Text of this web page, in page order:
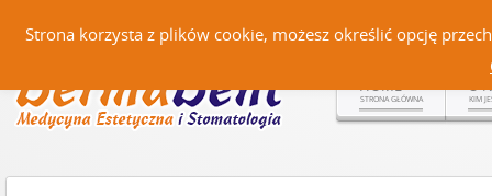
HOME
STRONA GŁÓWNA
O
KIM
Strona korzysta z plików cookie, możesz określić opcję